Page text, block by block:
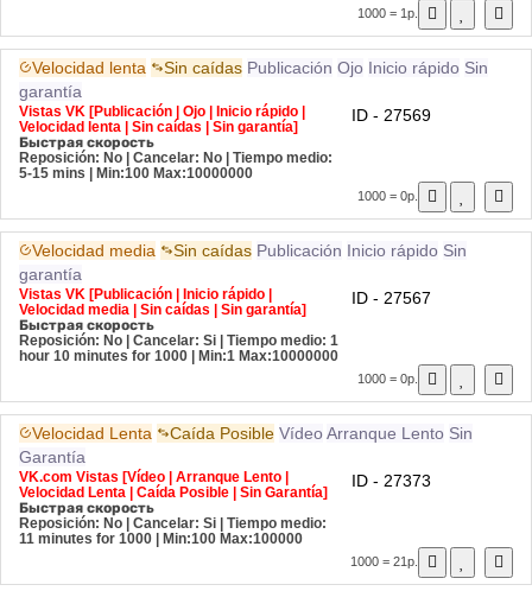
1000 = 1р.
Velocidad lenta Sin caídas Publicación Ojo Inicio rápido Sin
garantía
Vistas VK [Publicación | Ojo | Inicio rápido |
Velocidad lenta | Sin caídas | Sin garantía]
Быстрая скорость
Reposición: No | Cancelar: No | Tiempo medio:
5-15 mins
| Min:100 Max:10000000
ID - 27569
1000 = 0р.
Velocidad media Sin caídas Publicación Inicio rápido Sin
garantía
Vistas VK [Publicación | Inicio rápido |
Velocidad media | Sin caídas | Sin garantía]
Быстрая скорость
Reposición: No | Cancelar: Si | Tiempo medio: 1
hour 10 minutes for 1000
| Min:1 Max:10000000
ID - 27567
1000 = 0р.
Velocidad Lenta Caída Posible VídeoArranque Lento Sin
Garantía
VK.com Vistas [Vídeo | Arranque Lento |
Velocidad Lenta | Caída Posible | Sin Garantía]
Быстрая скорость
Reposición: No | Cancelar: Si | Tiempo medio:
11 minutes for 1000
| Min:100 Max:100000
ID - 27373
1000 = 21р.